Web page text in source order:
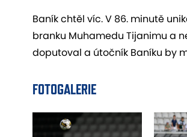
Baník chtěl víc. V 86. minutě
branku Muhamedu Tijanimu a
doputoval a útočník Baníku by
FOTOGALERIE